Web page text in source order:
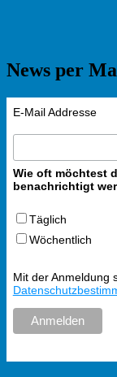
News per
E-Mail Addresse
Wie oft möchtest
benachrichtigt
Täglich
Wöchentlich
Mit der Anmeldung